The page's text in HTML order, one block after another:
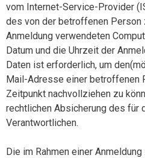
vom Internet-Service-Provider
des von der betroffenen Person
Anmeldung verwendeten
Datum und die Uhrzeit der
Daten ist erforderlich, um
Mail-Adresse einer betroffenen
Zeitpunkt nachvollziehen zu
rechtlichen Absicherung des für
Verantwortlichen.
Die im Rahmen einer